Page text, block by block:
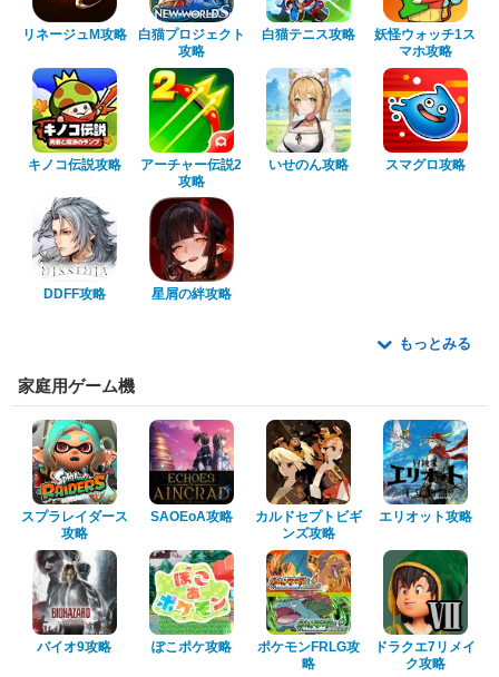
リネージュM攻略
白猫プロジェクト
攻略
白猫テニス攻略
妖怪ウォッチ1ス
マホ攻略
キノコ伝説攻略
アーチャー伝説2
攻略
いせのん攻略 スマグロ攻略
DDFF攻略 星屑の絆攻略
もっとみる
家庭用ゲーム機
スプラレイダース
攻略
SAOEoA攻略
カルドセプトビギ
ンズ攻略
エリオット攻略
バイオ9攻略 ぽこポケ攻略
ポケモンFRLG攻
略
ドラクエ7リメイ
ク攻略